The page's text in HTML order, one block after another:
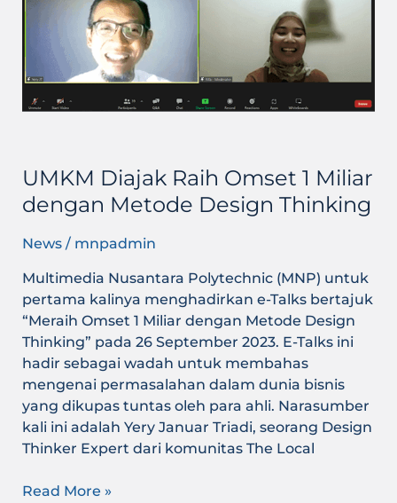
UMKM Diajak Raih Omset 1 Miliar
dengan Metode Design Thinking
News/ mnpadmin
Multimedia Nusantara Polytechnic (MNP) untuk
pertama kalinya menghadirkan e-Talks bertajuk
“Meraih Omset 1 Miliar dengan Metode Design
Thinking” pada 26 September 2023. E-Talks ini
hadir sebagai wadah untuk membahas
mengenai permasalahan dalam dunia bisnis
yang dikupas tuntas oleh para ahli. Narasumber
kali ini adalah Yery Januar Triadi, seorang Design
Thinker Expert dari komunitas The Local
Miliar
dengan
Metode
Design
Thinking
Read More »